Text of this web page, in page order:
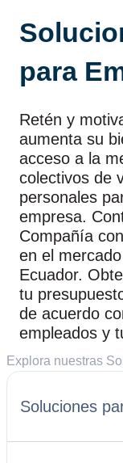
para
Retén y
aumenta su
acceso a la
colectivos de
personales
empresa.
Compañía
en el
Ecuador.
tu
de acuerdo
empleados y
Explora nuestras
Soluciones